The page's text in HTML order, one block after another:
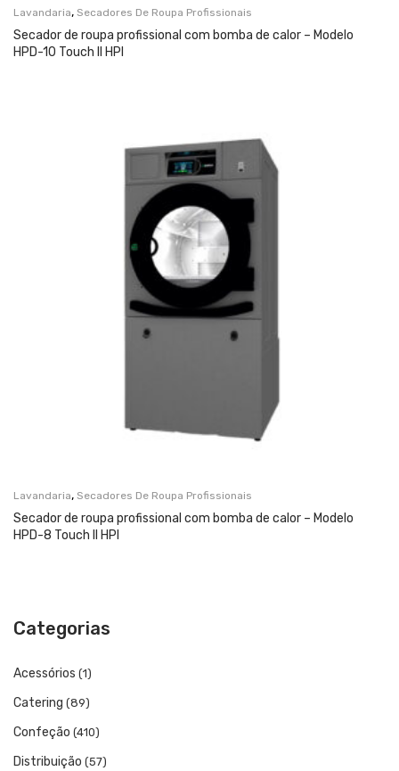
Lavandaria, Secadores De Roupa Profissionais
Secador de roupa profissional com bomba de calor – Modelo
HPD-10 Touch II HPI
Lavandaria, Secadores De Roupa Profissionais
Secador de roupa profissional com bomba de calor – Modelo
HPD-8 Touch II HPI
Categorias
Acessórios (1)
Catering (89)
Confeção (410)
Distribuição (57)